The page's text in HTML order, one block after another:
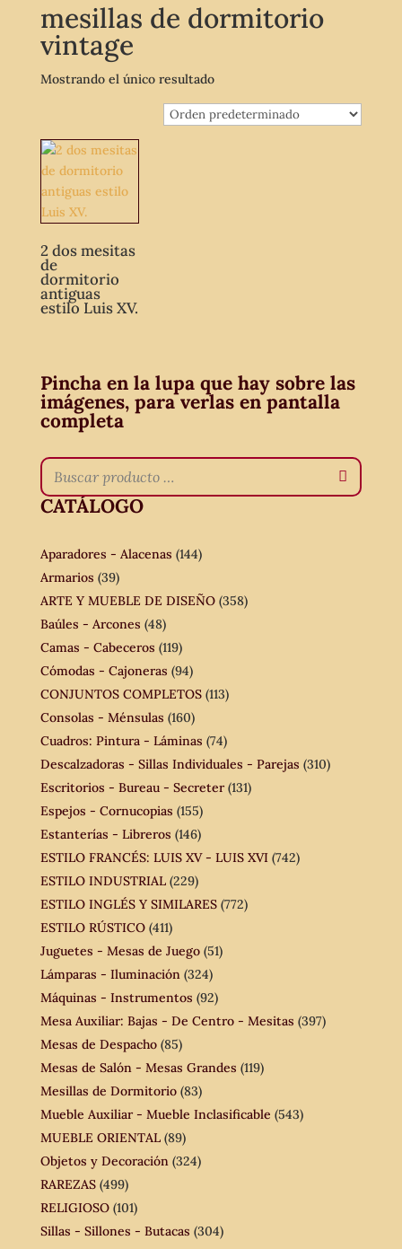
mesillas de dormitorio
vintage
Mostrando el único resultado
2 dos mesitas
de
dormitorio
antiguas
estilo Luis XV.
Pincha en la lupa que hay sobre las
imágenes, para verlas en pantalla
completa
CATÁLOGO
Aparadores - Alacenas (144)
Armarios (39)
ARTE Y MUEBLE DE DISEÑO (358)
Baúles - Arcones (48)
Camas - Cabeceros (119)
Cómodas - Cajoneras (94)
CONJUNTOS COMPLETOS (113)
Consolas - Ménsulas (160)
Cuadros: Pintura - Láminas (74)
Descalzadoras - Sillas Individuales - Parejas (310)
Escritorios - Bureau - Secreter (131)
Espejos - Cornucopias (155)
Estanterías - Libreros (146)
ESTILO FRANCÉS: LUIS XV - LUIS XVI (742)
ESTILO INDUSTRIAL (229)
ESTILO INGLÉS Y SIMILARES (772)
ESTILO RÚSTICO (411)
Juguetes - Mesas de Juego (51)
Lámparas - Iluminación (324)
Máquinas - Instrumentos (92)
Mesa Auxiliar: Bajas - De Centro - Mesitas (397)
Mesas de Despacho (85)
Mesas de Salón - Mesas Grandes (119)
Mesillas de Dormitorio (83)
Mueble Auxiliar - Mueble Inclasificable (543)
MUEBLE ORIENTAL (89)
Objetos y Decoración (324)
RAREZAS (499)
RELIGIOSO (101)
Sillas - Sillones - Butacas (304)